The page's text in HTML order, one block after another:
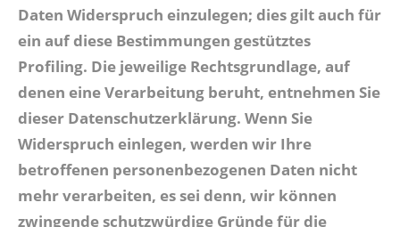
Daten Widerspruch einzulegen; dies gilt auch für
ein auf diese Bestimmungen gestütztes
Profiling. Die jeweilige Rechtsgrundlage, auf
denen eine Verarbeitung beruht, entnehmen Sie
dieser Datenschutzerklärung. Wenn Sie
Widerspruch einlegen, werden wir Ihre
betroffenen personenbezogenen Daten nicht
mehr verarbeiten, es sei denn, wir können
zwingende schutzwürdige Gründe für die